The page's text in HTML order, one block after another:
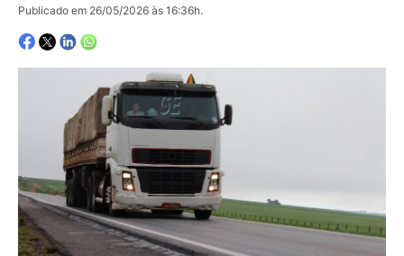
Publicado em 26/05/2026 às 16:36h.